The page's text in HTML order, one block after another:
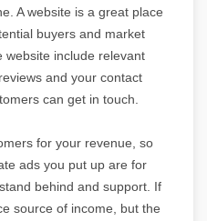
A website is a great place
buyers and market
website include relevant
and your contact
can get in touch.
for your revenue, so
ads you put up are for
behind and support. If
source of income, but the